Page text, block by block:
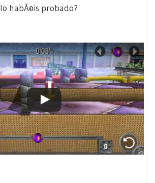
habÃ©is probado?